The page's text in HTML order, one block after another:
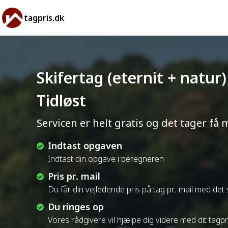
tagpris.dk
Skifertag (eternit +
Tidløst
Servicen er helt gratis og det tager
Indtast opgaven
Indtast din opgave i beregneren
Pris pr. mail
Du får din vejledende pris på tag pr. mail med det
Du ringes op
Vores rådgivere vil hjælpe dig videre med dit